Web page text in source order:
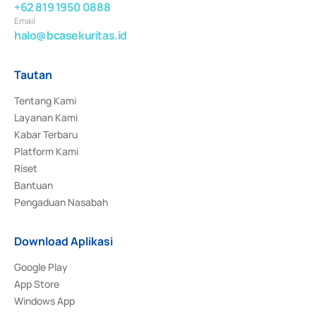
+62 819 1950 0888
Email
halo@bcasekuritas.id
Tautan
Tentang Kami
Layanan Kami
Kabar Terbaru
Platform Kami
Riset
Bantuan
Pengaduan Nasabah
Download Aplikasi
Google Play
App Store
Windows App